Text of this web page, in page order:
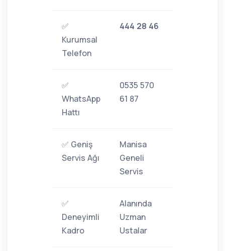
✅
Kurumsal
Telefon
444 28 46
✅
WhatsApp
Hattı
0535 570
61 87
✅ Geniş
Servis Ağı
Manisa
Geneli
Servis
✅
Deneyimli
Kadro
Alanında
Uzman
Ustalar